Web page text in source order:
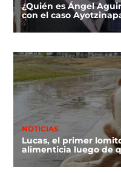
¿Quién es Ángel
con el caso
NOTICIAS
Lucas, el primer
alimenticia luego de